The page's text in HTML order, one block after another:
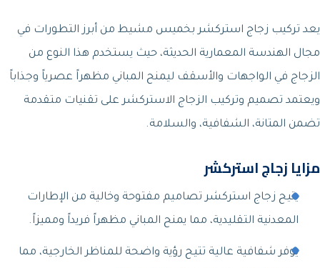
يعد تركيب زجاج استركشر بخميس مشيط من أبرز التطورات في
مجال الهندسة المعمارية الحديثة، حيث يستخدم هذا النوع من
الزجاج في الواجهات والأسقف ليمنح المباني مظهراً عصرياً وجذاباً
ويعتمد تصميم وتركيب الزجاج الاستركشر على تقنيات متقدمة
تضمن المتانة، الشفافية، والسلامة.
مزايا زجاج استركشر
يتيح زجاج استركشر تصاميم مفتوحة وخالية من الإطارات
المعدنية التقليدية، مما يمنح المباني مظهراً فريداً ومميزاً.
يوفر شفافية عالية تتيح رؤية واضحة للمناظر الخارجية، مما